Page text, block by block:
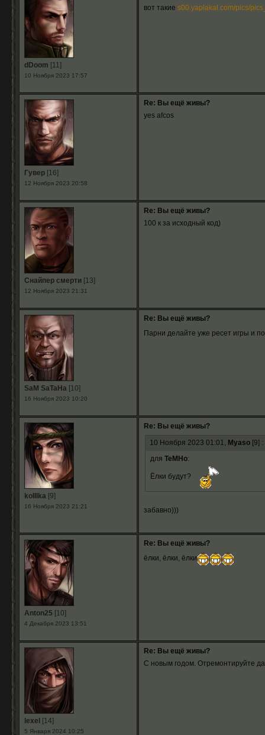
dDoom [11]
10 Ноября 2023 17:57
вот такие s00.yaplakal.com/pics/
Гувер[16]
12 Ноября 2023 20:58
Re: Вы ещё живы?
yes afcos
Снайпер смерти[13]
12 Ноября 2023 21:31
Re: Вы ещё живы?
100 к за исходный код)
SaM SaTaHa[10]
16 Ноября 2023 10:20
Re: Вы ещё живы?
Парни делайте уже ресет игры и
koIIIka[9]
16 Ноября 2023 21:21
Re: Вы ещё живы?
10 Ноября 2023 01:01, Myaso[9] :
для TeMHo:
Ёлки будут?
забавно)))
Anton25 [10]
4 Декабря 2023 13:51
Re: Вы ещё живы?
ёлки, ёлки, ёлки
lexel [14]
5 Января 2024 10:25
Re: Вы ещё живы?
С новым годом. Отремонтируйте